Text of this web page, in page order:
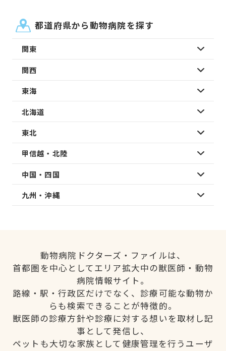
都道府県から動物病院を探す
関東
関西
東海
北海道
東北
甲信越・北陸
中国・四国
九州・沖縄
動物病院ドクターズ・ファイルは、
首都圏を中心としてエリア拡大中の獣医師・動物
病院情報サイト。
路線・駅・行政区だけでなく、診療可能な動物か
らも検索できることが特徴的。
獣医師の診療方針や診療に対する想いを取材し記
事として発信し、
ペットも大切な家族として健康管理を行うユーザ